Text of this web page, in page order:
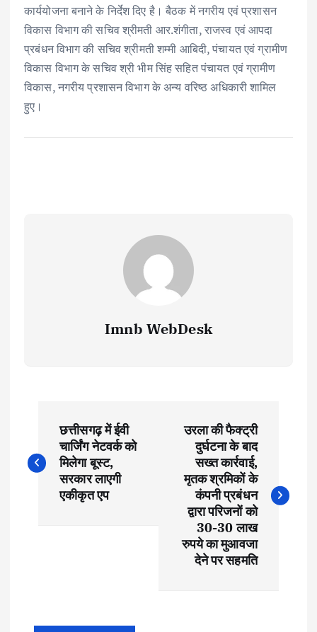
कार्ययोजना बनाने के निर्देश दिए है। बैठक में नगरीय एवं प्रशासन
विकास विभाग की सचिव श्रीमती आर.शंगीता, राजस्व एवं आपदा
प्रबंधन विभाग की सचिव श्रीमती शम्मी आबिदी, पंचायत एवं ग्रामीण
विकास विभाग के सचिव श्री भीम सिंह सहित पंचायत एवं ग्रामीण
विकास, नगरीय प्रशासन विभाग के अन्य वरिष्ठ अधिकारी शामिल
हुए।
Imnb WebDesk
o
छत्तीसगढ़ में ईवी
चार्जिंग नेटवर्क को
मिलेगा बूस्ट,
सरकार लाएगी
एकीकृत एप
उरला की फैक्ट्री
दुर्घटना के बाद
सख्त कार्रवाई,
मृतक श्रमिकों के
कंपनी प्रबंधन
द्वारा परिजनों को
30-30 लाख
रुपये का मुआवजा
देने पर सहमति